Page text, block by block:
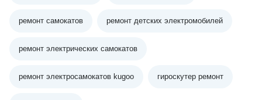
ремонт самокатов ремонт детских электромобилей
ремонт электрических самокатов
ремонт электросамокатов kugoo гироскутер ремонт